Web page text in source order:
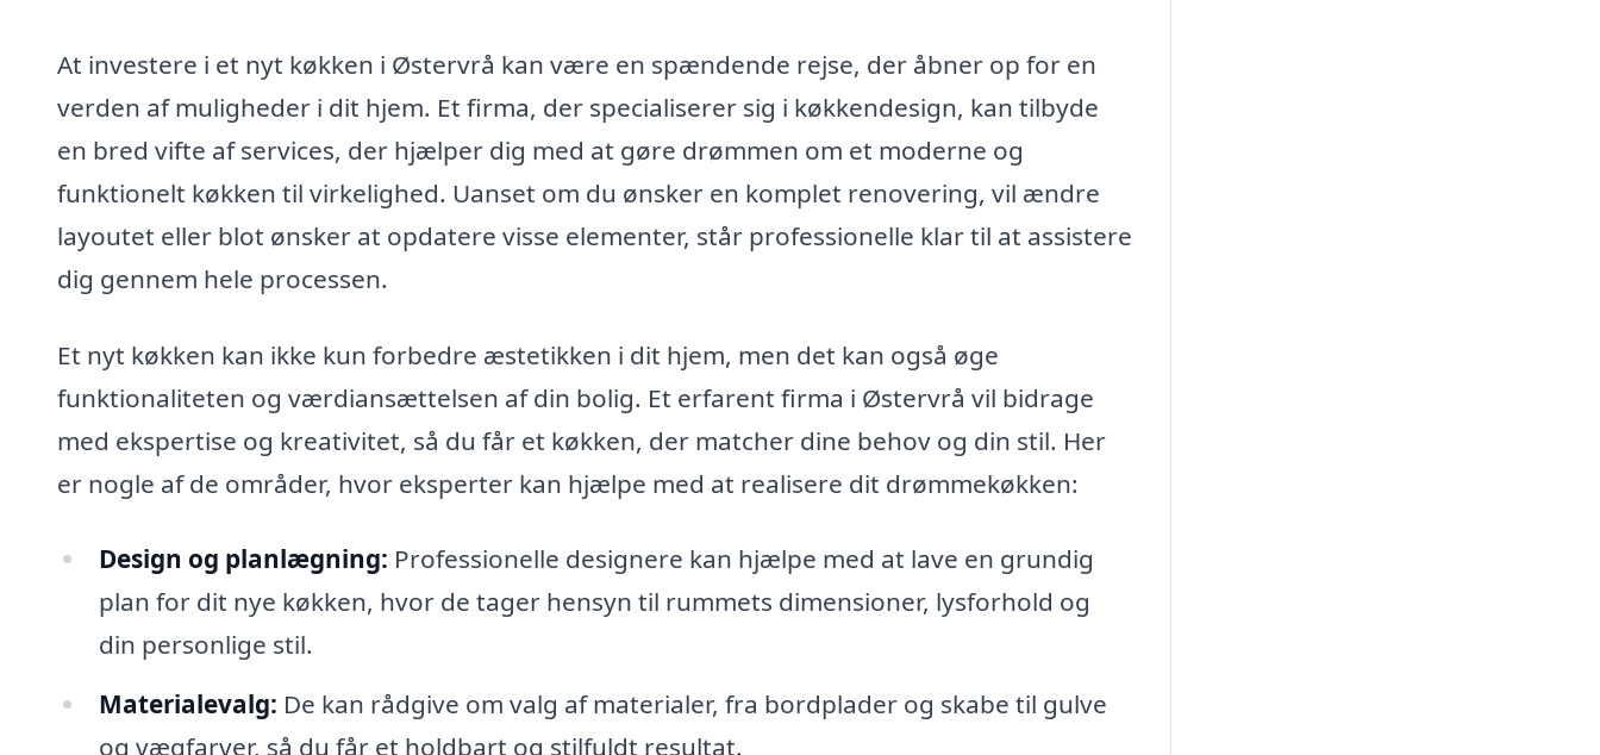
At investere i et nyt køkken i Østervrå kan være en spændende rejse, der åbner op for en
verden af muligheder i dit hjem. Et firma, der specialiserer sig i køkkendesign, kan tilbyde
en bred vifte af services, der hjælper dig med at gøre drømmen om et moderne og
funktionelt køkken til virkelighed. Uanset om du ønsker en komplet renovering, vil ændre
layoutet eller blot ønsker at opdatere visse elementer, står professionelle klar til at assistere
dig gennem hele processen.
Et nyt køkken kan ikke kun forbedre æstetikken i dit hjem, men det kan også øge
funktionaliteten og værdiansættelsen af din bolig. Et erfarent firma i Østervrå vil bidrage
med ekspertise og kreativitet, så du får et køkken, der matcher dine behov og din stil. Her
er nogle af de områder, hvor eksperter kan hjælpe med at realisere dit drømmekøkken:
Design og planlægning: Professionelle designere kan hjælpe med at lave en grundig
plan for dit nye køkken, hvor de tager hensyn til rummets dimensioner, lysforhold og
din personlige stil.
Materialevalg: De kan rådgive om valg af materialer, fra bordplader og skabe til gulve
og vægfarver, så du får et holdbart og stilfuldt resultat.